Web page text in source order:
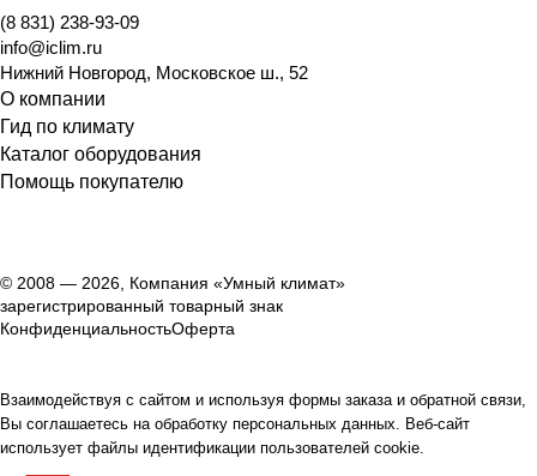
(8 831) 238-93-09
info@iclim.ru
Нижний Новгород, Московское ш., 52
О компании
Гид по климату
Каталог оборудования
Помощь покупателю
© 2008 — 2026, Компания «Умный климат»
зарегистрированный товарный знак
КонфиденциальностьОферта
Взаимодействуя с сайтом и используя формы заказа и обратной связи,
Вы соглашаетесь на обработку персональных данных. Веб-сайт
использует файлы идентификации пользователей cookie.